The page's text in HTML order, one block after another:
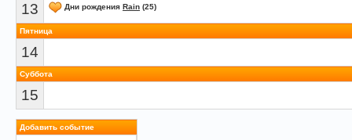
13 Дни рождения Rain (25)
Пятница
14
Суббота
15
Добавить событие